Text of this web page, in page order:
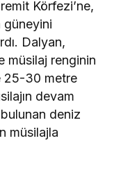
Körfezi’ne,
güneyini
Dalyan,
müsilaj renginin
25-30 metre
devam
deniz
müsilajla